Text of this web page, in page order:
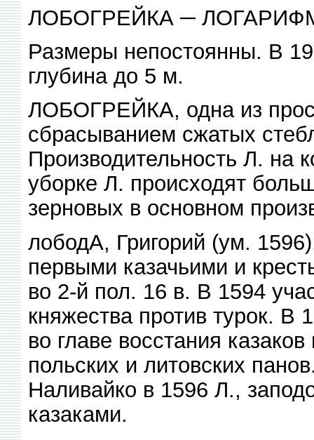
ЛОБОГРЕЙКА ─
Размеры непостоянны. В
глубина до 5 м.
ЛОБОГРЕЙКА, одна из
сбрасыванием сжатых
Производительность Л. на
уборке Л. происходят
зерновых в основном
лободА, Григорий (ум.
первыми казачьими и
во 2-й пол. 16 в. В 1594
княжества против турок. В
во главе восстания
польских и литовских
Наливайко в 1596 Л.,
казаками.